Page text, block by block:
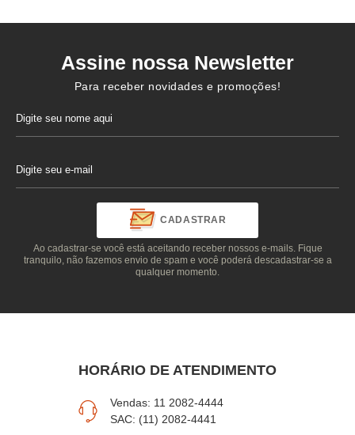
Assine nossa Newsletter
Para receber novidades e promoções!
CADASTRAR
Ao cadastrar-se você está aceitando receber nossos e-mails. Fique
tranquilo, não fazemos envio de spam e você poderá descadastrar-se a
qualquer momento.
HORÁRIO DE ATENDIMENTO
Vendas: 11 2082-4444
SAC: (11) 2082-4441